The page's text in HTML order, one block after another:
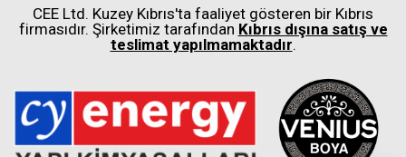
CEE Ltd. Kuzey Kıbrıs'ta faaliyet gösteren bir Kıbrıs
firmasıdır. Şirketimiz tarafından Kıbrıs dışına satış ve
teslimat yapılmamaktadır.